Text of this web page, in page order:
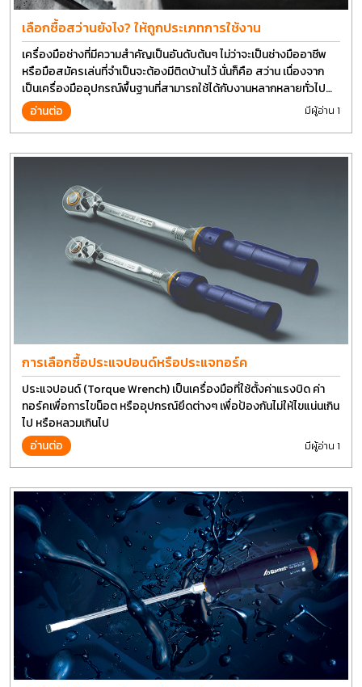
เลือกซื้อสว่านยังไง? ให้ถูกประเภทการใช้งาน
เครื่องมือช่างที่มีความสำคัญเป็นอันดับต้นๆ ไม่ว่าจะเป็นช่างมืออาชีพ
หรือมือสมัครเล่นที่จำเป็นจะต้องมีติดบ้านไว้ นั่นก็คือ สว่าน เนื่องจาก
เป็นเครื่องมืออุปกรณ์พื้นฐานที่สามารถใช้ได้กับงานหลากหลายทั่วไป
เรียกว่า เป็นเครื่องมือที่ใช้ง่าย ใครๆก็สามารถใช้ได้
อ่านต่อ มีผู้อ่าน 1
การเลือกซื้อประแจปอนด์หรือประแจทอร์ค
ประแจปอนด์ (Torque Wrench) เป็นเครื่องมือที่ใช้ตั้งค่าแรงบิด ค่า
ทอร์คเพื่อการไขน็อต หรืออุปกรณ์ยึดต่างๆ เพื่อป้องกันไม่ให้ไขแน่นเกิน
ไป หรือหลวมเกินไป
อ่านต่อ
มีผู้อ่าน 1